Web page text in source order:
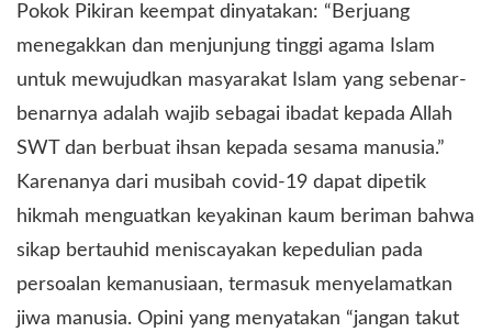
Pokok Pikiran keempat dinyatakan: “Berjuang
menegakkan dan menjunjung tinggi agama Islam
untuk mewujudkan masyarakat Islam yang sebenar-
benarnya adalah wajib sebagai ibadat kepada Allah
SWT dan berbuat ihsan kepada sesama manusia.”
Karenanya dari musibah covid-19 dapat dipetik
hikmah menguatkan keyakinan kaum beriman bahwa
sikap bertauhid meniscayakan kepedulian pada
persoalan kemanusiaan, termasuk menyelamatkan
jiwa manusia. Opini yang menyatakan “jangan takut